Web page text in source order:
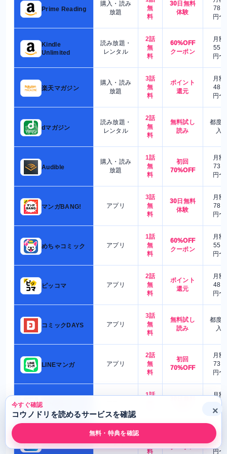
Prime Reading
購入・読み
放題
無
料
30日無料
体験
780
円〜
Kindle
Unlimited
読み放題・
レンタル
2話
無
料
60%OFF
クーポン
月額
550
円〜
楽天マガジン
購入・読み
放題
3話
無
料
ポイント
還元
月額
480
円〜
dマガジン
読み放題・
レンタル
2話
無
料
無料試し
読み
都度
入
Audible
購入・読み
放題
1話
無
料
初回
70%OFF
月額
730
円〜
マンガBANG! アプリ
3話
無
料
30日無料
体験
月額
780
円〜
めちゃコミック アプリ
1話
無
料
60%OFF
クーポン
月額
550
円〜
ピッコマ アプリ
2話
無
料
ポイント
還元
月額
480
円〜
コミックDAYS アプリ
3話
無
料
無料試し
読み
都度
入
LINEマンガ アプリ
2話
無
料
初回
70%OFF
月額
730
円〜
マガポケ
1話
月額
780
円〜
ヤンジャン! アプリ
無
料
クーポン
月額
550
円〜
今すぐ確認
コウノドリを読めるサービスを確認
無料・特典を確認
×